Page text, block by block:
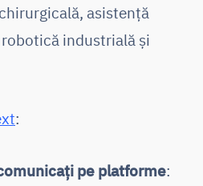
asistență
industrială și
:
pe platforme: